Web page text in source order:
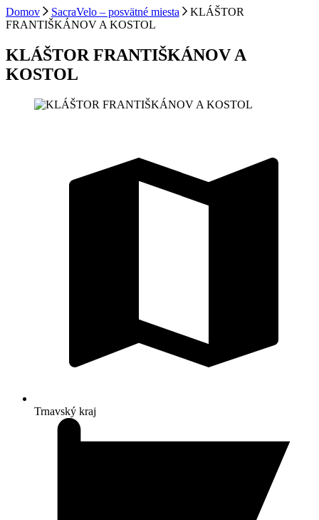
Domov SacraVelo – posvätné miesta
KLÁŠTOR
FRANTIŠKÁNOV A KOSTOL
KLÁŠTOR FRANTIŠKÁNOV A
KOSTOL
Trnavský kraj